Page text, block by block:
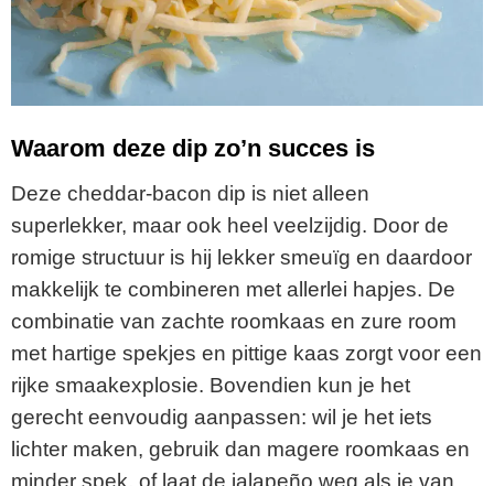
Waarom deze dip zo’n succes is
Deze cheddar-bacon dip is niet alleen
superlekker, maar ook heel veelzijdig. Door de
romige structuur is hij lekker smeuïg en daardoor
makkelijk te combineren met allerlei hapjes. De
combinatie van zachte roomkaas en zure room
met hartige spekjes en pittige kaas zorgt voor een
rijke smaakexplosie. Bovendien kun je het
gerecht eenvoudig aanpassen: wil je het iets
lichter maken, gebruik dan magere roomkaas en
minder spek, of laat de jalapeño weg als je van